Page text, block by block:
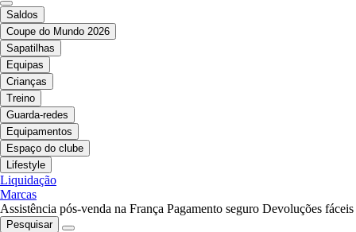
Saldos
Coupe do Mundo 2026
Sapatilhas
Equipas
Crianças
Treino
Guarda-redes
Equipamentos
Espaço do clube
Lifestyle
Liquidação
Marcas
Assistência pós-venda na França Pagamento seguro Devoluções fáceis
Pesquisar